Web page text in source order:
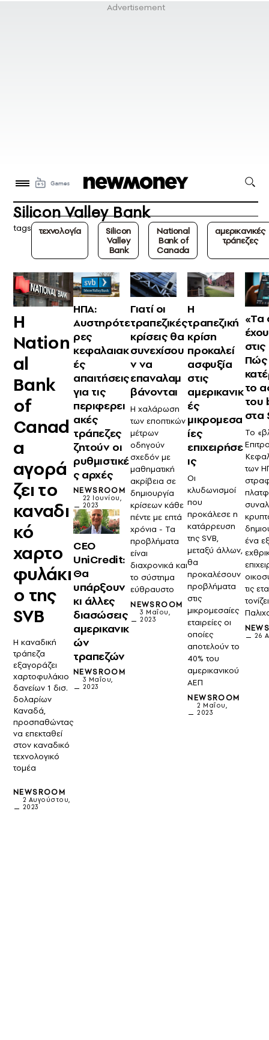
Silicon Valley Bank
tags τεχνολογία
Silicon
Valley
Bank
National
Bank of
Canada
αμερικανικές
τράπεζες
Η
Nation
al
Bank
of
Canad
a
αγορά
ζει το
καναδι
κό
χαρτο
φυλάκι
ο της
SVB
Η καναδική
τράπεζα
εξαγοράζει
χαρτοφυλάκιο
δανείων 1 δισ.
δολαρίων
Καναδά,
προσπαθώντας
να επεκταθεί
στον καναδικό
τεχνολογικό
τομέα
NEWSROOM
2 Αυγούστου,
2023
ΗΠΑ:
Αυστηρότε
ρες
κεφαλαιακ
ές
απαιτήσεις
για τις
περιφερει
ακές
τράπεζες
ζητούν οι
ρυθμιστικέ
ς αρχές
NEWSROOM
22 Ιουνίου,
2023
CEO
UniCredit:
Θα
υπάρξουν
κι άλλες
διασώσεις
αμερικανικ
ών
τραπεζών
NEWSROOM
3 Μαΐου,
2023
Γιατί οι
τραπεζικές
κρίσεις θα
συνεχίσου
ν να
επαναλαμ
βάνονται
Η χαλάρωση
των εποπτικών
μέτρων
οδηγούν
σχεδόν με
μαθηματική
ακρίβεια σε
δημιουργία
κρίσεων κάθε
πέντε με επτά
χρόνια - Τα
προβλήματα
είναι
διαχρονικά και
το σύστημα
εύθραυστο
NEWSROOM
3 Μαΐου,
2023
Η
τραπεζική
κρίση
προκαλεί
ασφυξία
στις
αμερικανικ
ές
μικρομεσα
ίες
επιχειρήσε
ις
Οι
κλυδωνισμοί
που
προκάλεσε η
κατάρρευση
της SVB,
μεταξύ άλλων,
θα
προκαλέσουν
προβλήματα
στις
μικρομεσαίες
εταιρείες οι
οποίες
αποτελούν το
40% του
αμερικανικού
ΑΕΠ
NEWSROOM
2 Μαΐου,
2023
«Τα
Πώς
το
του
στα
Το
των
ένα
τις
26